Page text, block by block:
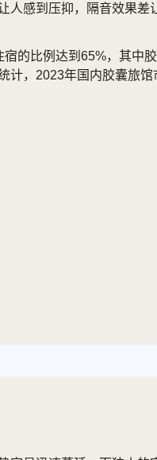
感到压抑，隔音效果
的比例达到65%，其中
，2023年国内胶囊旅